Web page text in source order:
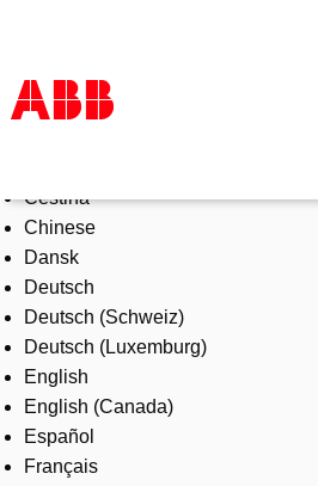
Products & Solutions
Industries
Services
About us
Where to buy
Contact us
Careers
Čeština
Chinese
Dansk
Deutsch
Deutsch (Schweiz)
Deutsch (Luxemburg)
English
English (Canada)
Español
Français